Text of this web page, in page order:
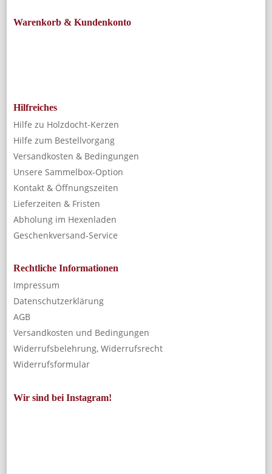
Warenkorb & Kundenkonto
Hilfreiches
Hilfe zu Holzdocht-Kerzen
Hilfe zum Bestellvorgang
Versandkosten & Bedingungen
Unsere Sammelbox-Option
Kontakt & Öffnungszeiten
Lieferzeiten & Fristen
Abholung im Hexenladen
Geschenkversand-Service
Rechtliche Informationen
Impressum
Datenschutzerklärung
AGB
Versandkosten und Bedingungen
Widerrufsbelehrung, Widerrufsrecht
Widerrufsformular
Wir sind bei Instagram!